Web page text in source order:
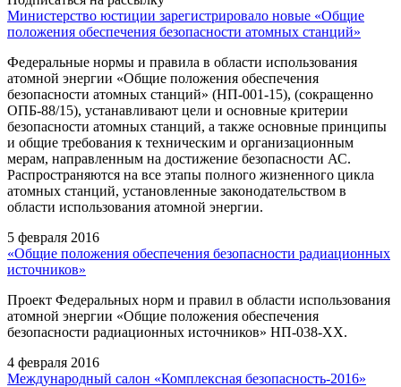
Министерство юстиции зарегистрировало новые «Общие
положения обеспечения безопасности атомных станций»
Федеральные нормы и правила в области использования
атомной энергии «Общие положения обеспечения
безопасности атомных станций» (НП-001-15), (сокращенно
ОПБ-88/15), устанавливают цели и основные критерии
безопасности атомных станций, а также основные принципы
и общие требования к техническим и организационным
мерам, направленным на достижение безопасности АС.
Распространяются на все этапы полного жизненного цикла
атомных станций, установленные законодательством в
области использования атомной энергии.
5 февраля 2016
«Общие положения обеспечения безопасности радиационных
источников»
Проект Федеральных норм и правил в области использования
атомной энергии «Общие положения обеспечения
безопасности радиационных источников» НП-038-ХХ.
4 февраля 2016
Международный салон «Комплексная безопасность-2016»